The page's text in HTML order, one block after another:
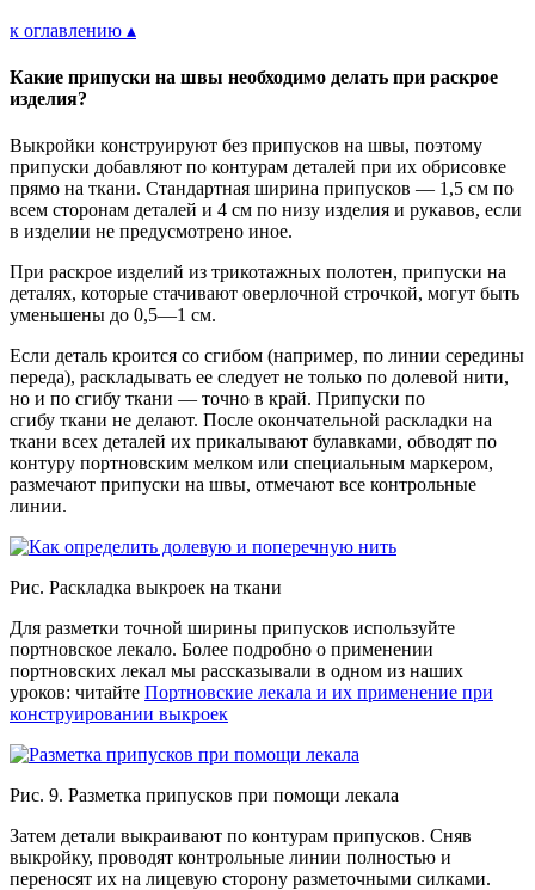
к оглавлению ▴
Какие припуски на швы необходимо делать при раскрое
изделия?
Выкройки конструируют без припусков на швы, поэтому
припуски добавляют по контурам деталей при их обрисовке
прямо на ткани. Стандартная ширина припусков — 1,5 см по
всем сторонам деталей и 4 см по низу изделия и рукавов, если
в изделии не предусмотрено иное.
При раскрое изделий из трикотажных полотен, припуски на
деталях, которые стачивают оверлочной строчкой, могут быть
уменьшены до 0,5—1 см.
Если деталь кроится со сгибом (например, по линии середины
переда), раскладывать ее следует не только по долевой нити,
но и по сгибу ткани — точно в край. Припуски по
сгибу ткани не делают. После окончательной раскладки на
ткани всех деталей их прикалывают булавками, обводят по
контуру портновским мелком или специальным маркером,
размечают припуски на швы, отмечают все контрольные
линии.
Рис. Раскладка выкроек на ткани
Для разметки точной ширины припусков используйте
портновское лекало. Более подробно о применении
портновских лекал мы рассказывали в одном из наших
уроков: читайте Портновские лекала и их применение при
конструировании выкроек
Рис. 9. Разметка припусков при помощи лекала
Затем детали выкраивают по контурам припусков. Сняв
выкройку, проводят контрольные линии полностью и
переносят их на лицевую сторону разметочными силками.